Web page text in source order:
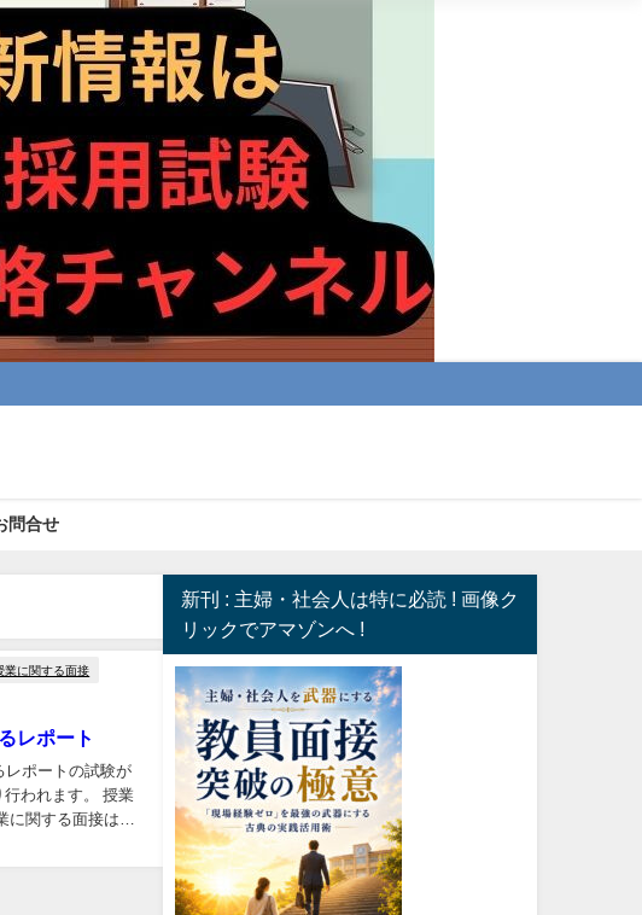
問合せ
に関する面接
レポート
レポートの試験が
関する面接は模
新刊 : 主婦・社会人は特に必読 ! 画像ク
リックでアマゾンへ !